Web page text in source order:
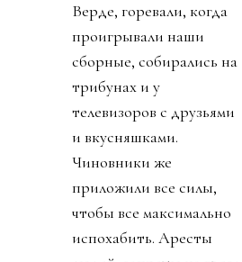
Верде, горевали, когда
проигрывали наши
сборные, собирались на
трибунах и у
телевизоров с друзьями
и вкусняшками.
Чиновники же
приложили все силы,
чтобы все максимально
испохабить. Аресты